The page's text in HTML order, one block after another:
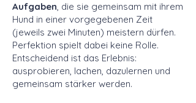
Aufgaben, die sie gemeinsam mit ihrem
Hund in einer vorgegebenen Zeit
(jeweils zwei Minuten) meistern dürfen.
Perfektion spielt dabei keine Rolle.
Entscheidend ist das Erlebnis:
ausprobieren, lachen, dazulernen und
gemeinsam stärker werden.